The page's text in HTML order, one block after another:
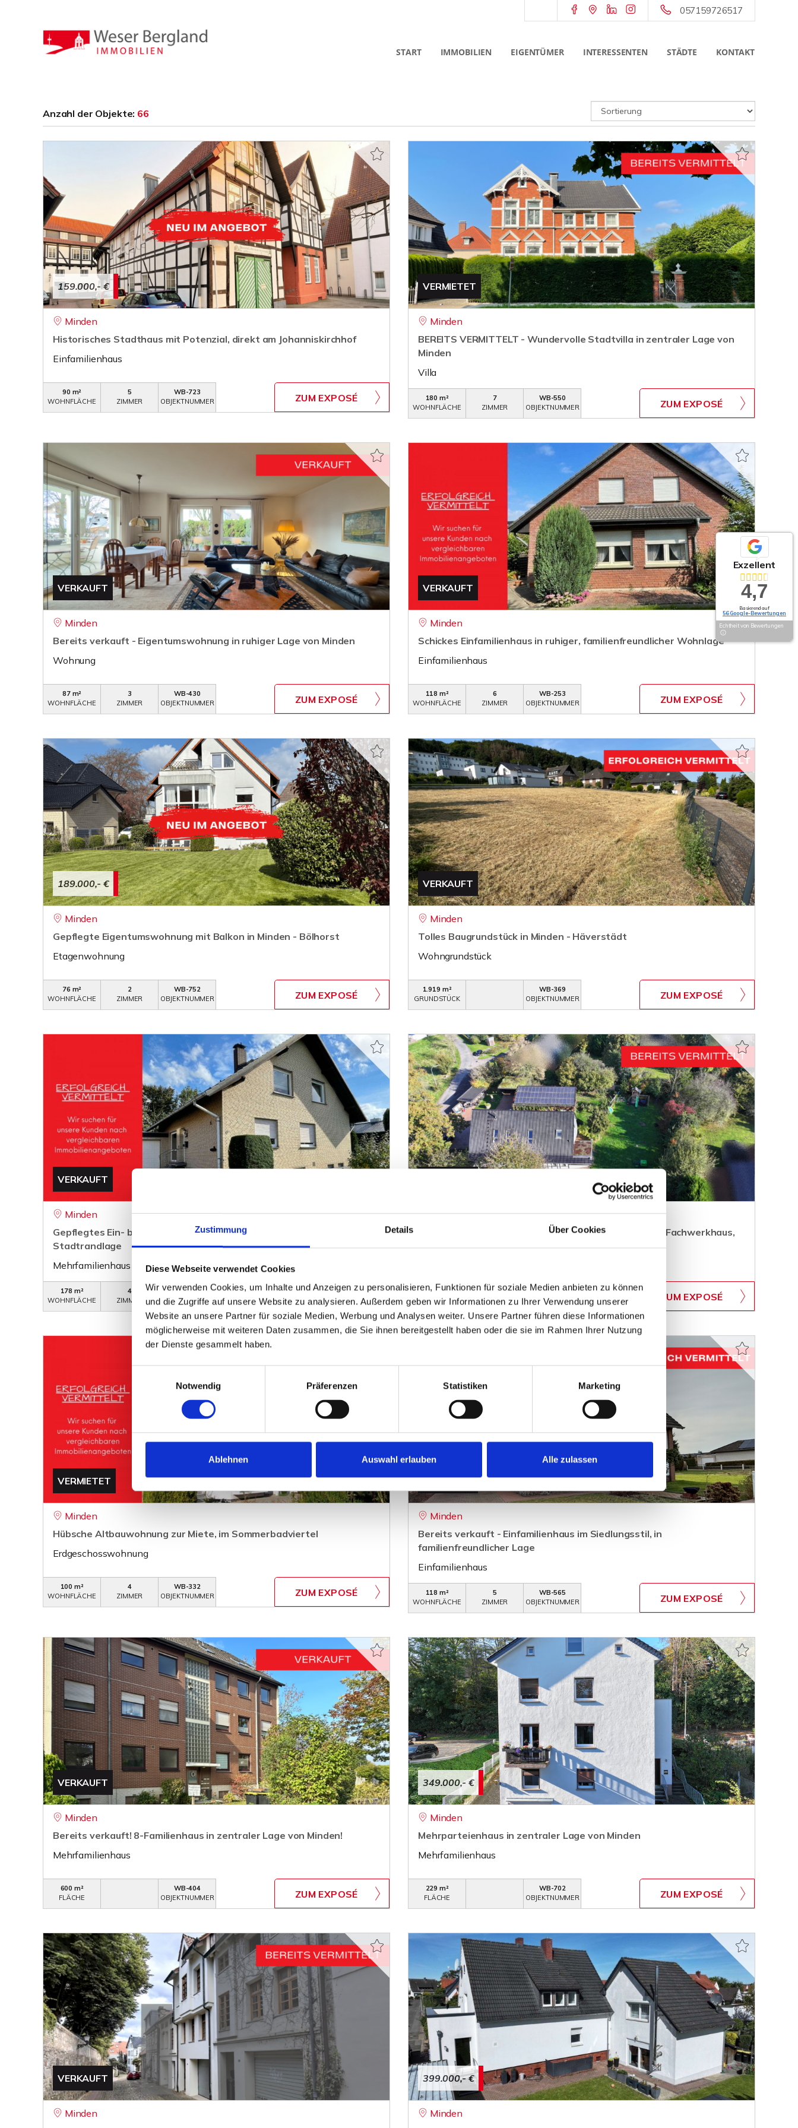
Zustimmung Details Über Cookies
Diese Webseite verwendet Cookies
Wir verwenden Cookies, um Inhalte und Anzeigen zu personalisieren, Funktionen für soziale Medien anbieten zu können
und die Zugriffe auf unsere Website zu analysieren. Außerdem geben wir Informationen zu Ihrer Verwendung unserer
Website an unsere Partner für soziale Medien, Werbung und Analysen weiter. Unsere Partner führen diese Informationen
möglicherweise mit weiteren Daten zusammen, die Sie ihnen bereitgestellt haben oder die sie im Rahmen Ihrer Nutzung
der Dienste gesammelt haben.
Notwendig
Präferenzen Statistiken Marketing
Ablehnen Auswahl erlauben Alle zulassen
057159726517
START IMMOBILIEN EIGENTÜMER INTERESSENTEN STÄDTE KONTAKT
Anzahl der Objekte: 66
159.000,- €
Minden
Historisches Stadthaus mit Potenzial, direkt am Johanniskirchhof
Einfamilienhaus
90 m²
WOHNFLÄCHE
5
ZIMMER
WB-723
OBJEKTNUMMER
ZUM EXPOSÉ
VERMIETET
Minden
BEREITS VERMITTELT - Wundervolle Stadtvilla in zentraler Lage von
Minden
Villa
180 m²
WOHNFLÄCHE
7
ZIMMER
WB-550
OBJEKTNUMMER
ZUM EXPOSÉ
VERKAUFT
Minden
Bereits verkauft - Eigentumswohnung in ruhiger Lage von Minden
Wohnung
87 m²
WOHNFLÄCHE
3
ZIMMER
WB-430
OBJEKTNUMMER
ZUM EXPOSÉ
VERKAUFT
Minden
Schickes Einfamilienhaus in ruhiger, familienfreundlicher Wohnlage
Einfamilienhaus
118 m²
WOHNFLÄCHE
6
ZIMMER
WB-253
OBJEKTNUMMER
ZUM EXPOSÉ
189.000,- €
Minden
Gepflegte Eigentumswohnung mit Balkon in Minden - Bölhorst
Etagenwohnung
76 m²
WOHNFLÄCHE
2
ZIMMER
WB-752
OBJEKTNUMMER
ZUM EXPOSÉ
VERKAUFT
Minden
Tolles Baugrundstück in Minden - Häverstädt
Wohngrundstück
1.919 m²
GRUNDSTÜCK
WB-369
OBJEKTNUMMER
ZUM EXPOSÉ
VERKAUFT
Minden
Gepflegtes Ein- bis Zweifamilienhaus in familienfreundlicher
Stadtrandlage
Mehrfamilienhaus
178 m²
WOHNFLÄCHE
4
ZIMMER
WB-251
OBJEKTNUMMER
ZUM EXPOSÉ
Minden
Bereits verkauft - Großzügig Wohnen im renovierten Fachwerkhaus,
nah der Weser
245 m²
WOHNFLÄCHE
8
ZIMMER
WB-551
OBJEKTNUMMER
ZUM EXPOSÉ
VERMIETET
Minden
Hübsche Altbauwohnung zur Miete, im Sommerbadviertel
Erdgeschosswohnung
100 m²
WOHNFLÄCHE
4
ZIMMER
WB-332
OBJEKTNUMMER
ZUM EXPOSÉ
VERKAUFT
Minden
Bereits verkauft - Einfamilienhaus im Siedlungsstil, in
familienfreundlicher Lage
Einfamilienhaus
118 m²
WOHNFLÄCHE
5
ZIMMER
WB-565
OBJEKTNUMMER
ZUM EXPOSÉ
VERKAUFT
Minden
Bereits verkauft! 8-Familienhaus in zentraler Lage von Minden!
Mehrfamilienhaus
600 m²
FLÄCHE
WB-404
OBJEKTNUMMER
ZUM EXPOSÉ
349.000,- €
Minden
Mehrparteienhaus in zentraler Lage von Minden
Mehrfamilienhaus
229 m²
FLÄCHE
WB-702
OBJEKTNUMMER
ZUM EXPOSÉ
VERKAUFT
Minden
399.000,- €
Minden
Exzellent
4,7
Basierend auf
56 Google-Bewertungen
Echtheit von Bewertungen